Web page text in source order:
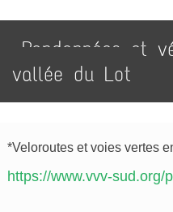
Randonnées et
vallée du Lot
*Veloroutes et voies vertes
https://www.vvv-sud.org/